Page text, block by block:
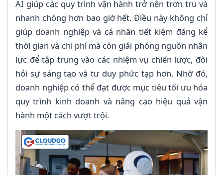
AI giúp các quy trình vận hành trở nên trơn tru và
nhanh chóng hơn bao giờ hết. Điều này không chỉ
giúp doanh nghiệp và cá nhân tiết kiệm đáng kể
thời gian và chi phí mà còn giải phóng nguồn nhân
lực để tập trung vào các nhiệm vụ chiến lược, đòi
hỏi sự sáng tạo và tư duy phức tạp hơn. Nhờ đó,
doanh nghiệp có thể đạt được mục tiêu tối ưu hóa
quy trình kinh doanh và nâng cao hiệu quả vận
hành một cách vượt trội.